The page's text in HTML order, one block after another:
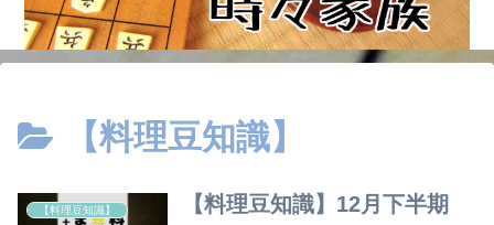
【料理豆知識】
【料理豆知識】 【料理豆知識】12月下半期